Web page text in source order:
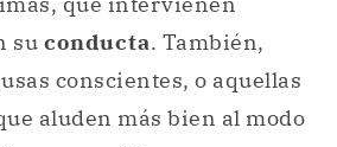
su conducta. También,
conscientes, o aquellas
aluden más bien al modo